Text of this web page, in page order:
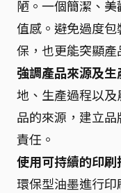
陋。一個簡潔、
值感。避免過度
保，也更能突顯產
強調產品來源及生
地、生產過程以
品的來源，建立
責任。
使用可持續的印刷
環保型油墨進行